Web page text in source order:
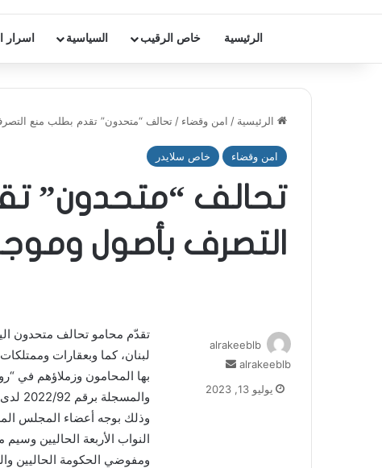
الرئيسية خاص الرقيب السياسية
الرئيسية / امن وقضاء / تحالف “متحدون” تقدم بطلب منع
امن وقضاء خاص سلايدر
تحالف “متحدون”
التصرف بأصول
تقدّم محامو تحالف متحدون
لبنان، كما وبعقارات
بها المحامون وزملاؤهم في
وذلك بوجه أعضاء المجلس
النواب الأربعة الحاليين
ومفوضي الحكومة الحاليين
alrakeeblb
alrakeeblb
يوليو 13, 2023